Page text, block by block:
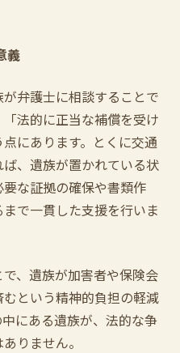
義
弁護士に相談することで
法的に正当な補償を受け
にあります。とくに交通
、遺族が置かれている状
な証拠の確保や書類作
で一貫した支援を行いま
、遺族が加害者や保険会
という精神的負担の軽減
にある遺族が、法的な争
りません。